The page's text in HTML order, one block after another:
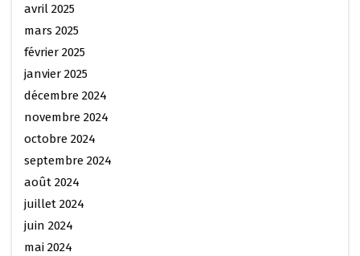
avril 2025
mars 2025
février 2025
janvier 2025
décembre 2024
novembre 2024
octobre 2024
septembre 2024
août 2024
juillet 2024
juin 2024
mai 2024